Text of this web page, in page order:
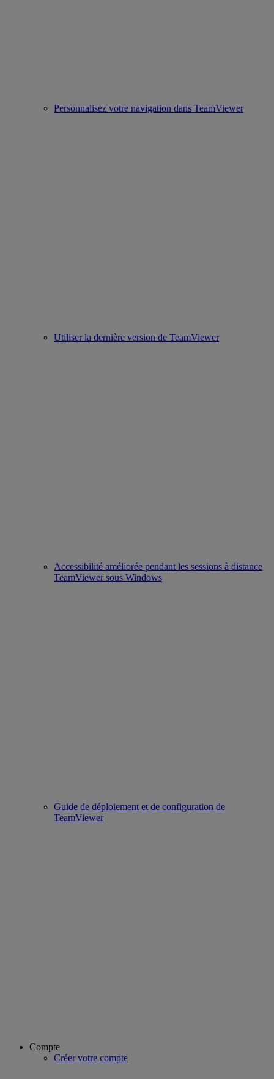
Personnalisez votre navigation dans TeamViewer
Utiliser la dernière version de TeamViewer
Accessibilité améliorée pendant les sessions à distance
TeamViewer sous Windows
Guide de déploiement et de configuration de
TeamViewer
Compte
Créer votre compte